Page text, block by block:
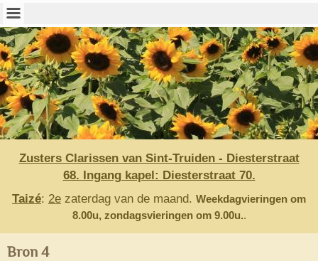
Zusters Clarissen van Sint-Truiden - Diesterstraat
68. Ingang kapel: Diesterstraat 70.
Taizé: 2e zaterdag van de maand. Weekdagvieringen om
8.00u, zondagsvieringen om 9.00u..
Bron 4